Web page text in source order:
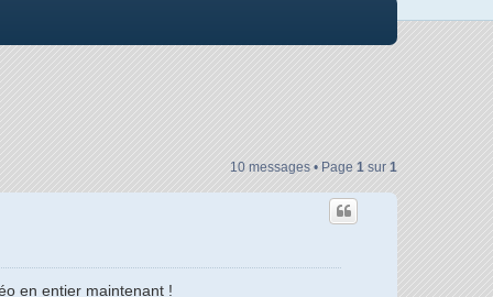
10 messages • Page 1 sur 1
en entier maintenant !